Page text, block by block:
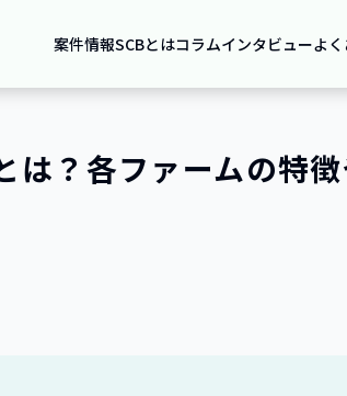
案件情報SCBとはコラムインタビューよ
？各ファームの特